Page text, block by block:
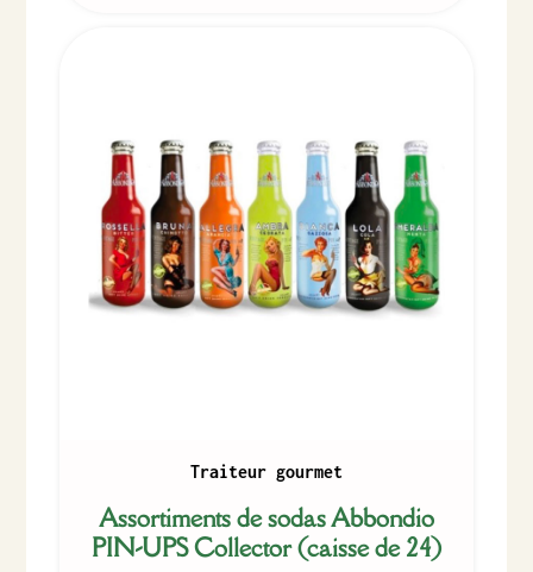
Traiteur gourmet
Assortiments de sodas Abbondio
PIN-UPS Collector (caisse de 24)